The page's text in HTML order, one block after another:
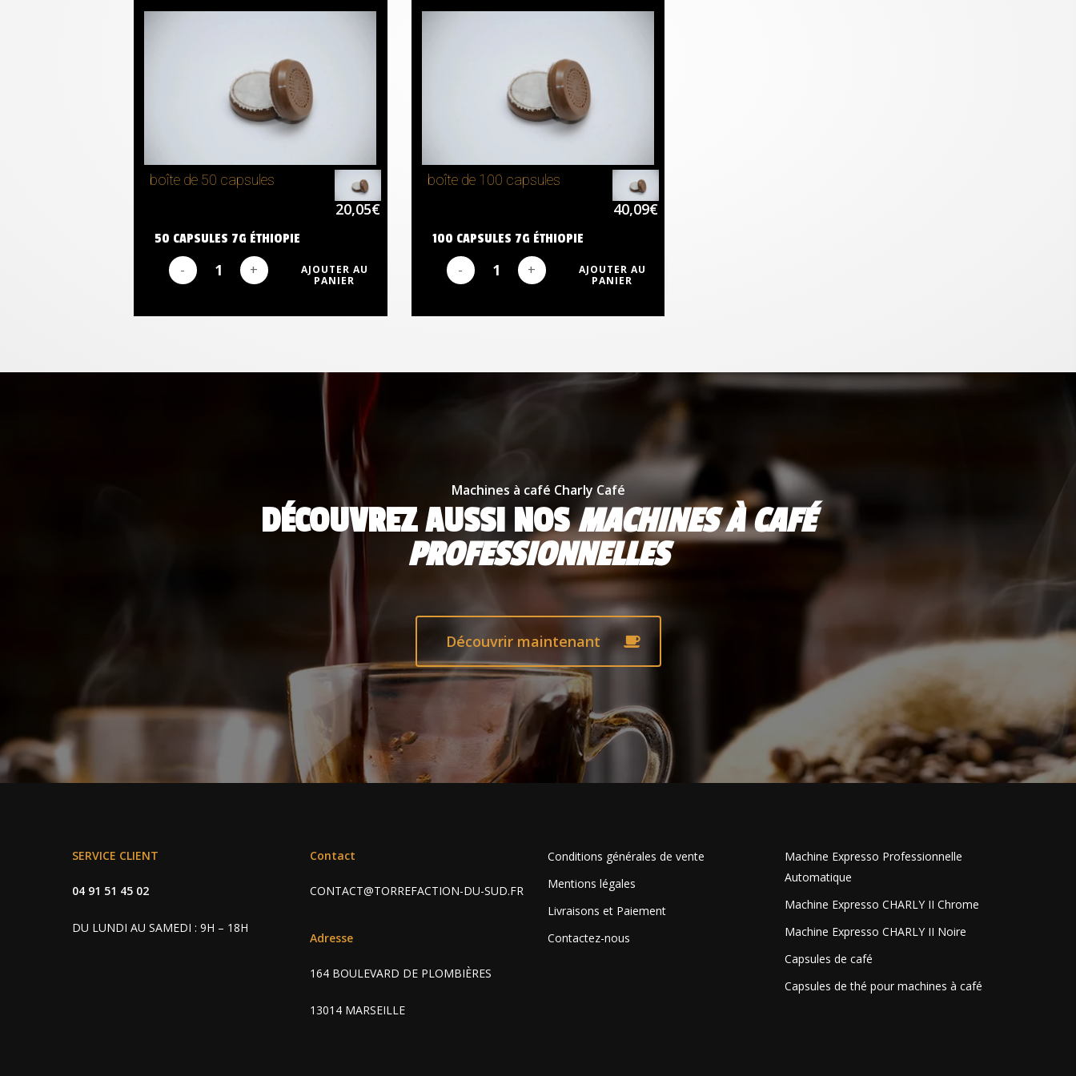
boîte de 50 capsules
20,05€
50 CAPSULES 7G ÉTHIOPIE
AJOUTER AU
PANIER
boîte de 100 capsules
40,09€
100 CAPSULES 7G ÉTHIOPIE
AJOUTER AU
PANIER
Machines à café Charly Café
DÉCOUVREZ AUSSI NOSMACHINES À CAFÉ
PROFESSIONNELLES
Découvrir maintenant
SERVICE CLIENT
04 91 51 45 02
DU LUNDI AU SAMEDI : 9H – 18H
Contact
CONTACT@TORREFACTION-DU-SUD.FR
Adresse
164 BOULEVARD DE PLOMBIÈRES
13014 MARSEILLE
Conditions générales de vente
Mentions légales
Livraisons et Paiement
Contactez-nous
Machine Expresso Professionnelle
Automatique
Machine Expresso CHARLY II Chrome
Machine Expresso CHARLY II Noire
Capsules de café
Capsules de thé pour machines à café